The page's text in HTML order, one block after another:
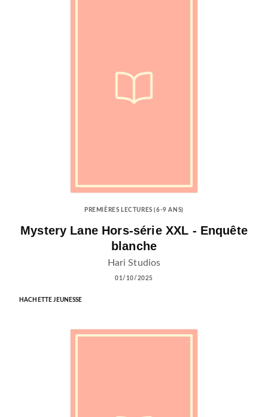
PREMIÈRES LECTURES (6-9 ANS)
Mystery Lane Hors-série XXL - Enquête
blanche
Hari Studios
01/10/2025
HACHETTE JEUNESSE